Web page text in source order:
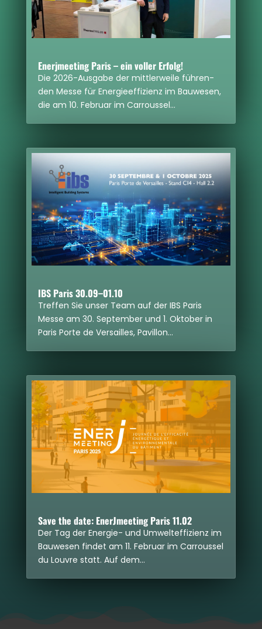
Enerj­mee­ting Paris – ein vol­ler Erfolg!
Die 2026-Aus­gabe der mitt­ler­weile füh­ren­
den Messe für Ener­gie­ef­fi­zi­enz im Bau­we­sen,
die am 10. Februar im Car­rous­sel…
IBS Paris 30.09–01.10
Tref­fen Sie unser Team auf der IBS Paris
Messe am 30. Sep­tem­ber und 1. Okto­ber in
Paris Porte de Ver­sailles, Pavil­lon…
Save the date: EnerJ­mee­ting Paris 11.02
Der Tag der Ener­gie- und Umwelt­ef­fi­zi­enz im
Bau­we­sen fin­det am 11. Februar im Car­rous­sel
du Lou­vre statt. Auf dem…